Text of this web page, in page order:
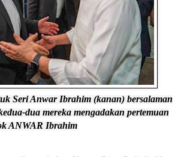
Seri Anwar Ibrahim (kanan) bersalaman
dua mereka mengadakan pertemuan
ANWAR Ibrahim